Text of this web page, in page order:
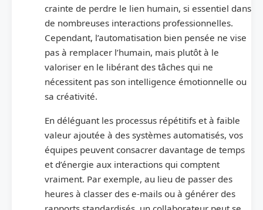
crainte de perdre le lien humain, si essentiel dans
de nombreuses interactions professionnelles.
Cependant, l’automatisation bien pensée ne vise
pas à remplacer l’humain, mais plutôt à le
valoriser en le libérant des tâches qui ne
nécessitent pas son intelligence émotionnelle ou
sa créativité.
En déléguant les processus répétitifs et à faible
valeur ajoutée à des systèmes automatisés, vos
équipes peuvent consacrer davantage de temps
et d’énergie aux interactions qui comptent
vraiment. Par exemple, au lieu de passer des
heures à classer des e-mails ou à générer des